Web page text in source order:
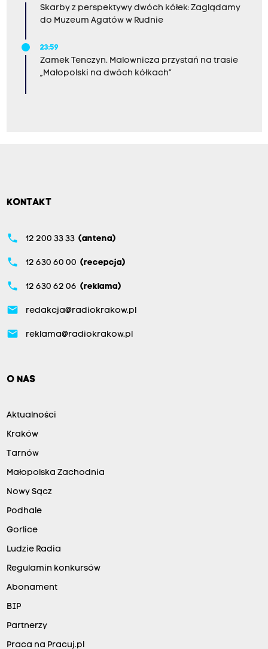
Skarby z perspektywy dwóch kółek: Zaglądamy
do Muzeum Agatów w Rudnie
23:59
Zamek Tenczyn. Malownicza przystań na trasie
„Małopolski na dwóch kółkach”
KONTAKT
phone 12 200 33 33 (antena)
phone 12 630 60 00 (recepcja)
phone 12 630 62 06 (reklama)
email redakcja@radiokrakow.pl
email reklama@radiokrakow.pl
O NAS
Aktualności
Kraków
Tarnów
Małopolska Zachodnia
Nowy Sącz
Podhale
Gorlice
Ludzie Radia
Regulamin konkursów
Abonament
BIP
Partnerzy
Praca na Pracuj.pl